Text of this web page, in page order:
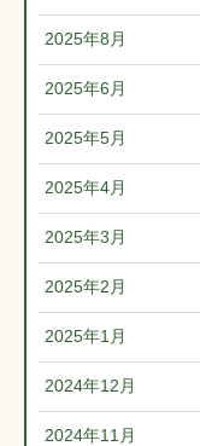
2025年8月
2025年6月
2025年5月
2025年4月
2025年3月
2025年2月
2025年1月
2024年12月
2024年11月